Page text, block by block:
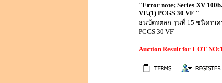
"Error note; Series XV
VF.(1) PCGS 30 VF "
ธนบัตรตลก รุ่นที่ 15 ชนิดราค
PCGS 30 VF
Auction Result for LOT